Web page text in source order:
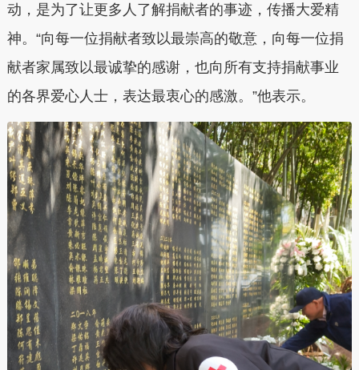
动，是为了让更多人了解捐献者的事迹，传播大爱精
神。“向每一位捐献者致以最崇高的敬意，向每一位捐
献者家属致以最诚挚的感谢，也向所有支持捐献事业
的各界爱心人士，表达最衷心的感激。”他表示。